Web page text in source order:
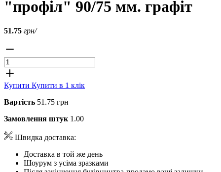
"профіл" 90/75 мм. графіт
51.75 грн/
Купити Купити в 1 клік
Вартість 51.75 грн
Замовлення штук 1.00
Швидка доставка:
Доставка в той же день
Шоурум з усіма зразками